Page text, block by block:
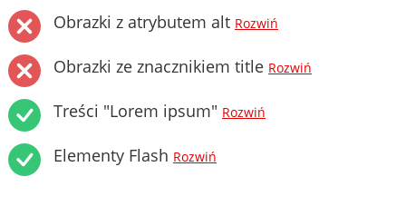
Obrazki z atrybutem alt Rozwiń
Obrazki ze znacznikiem title Rozwiń
Treści "Lorem ipsum" Rozwiń
Elementy Flash Rozwiń